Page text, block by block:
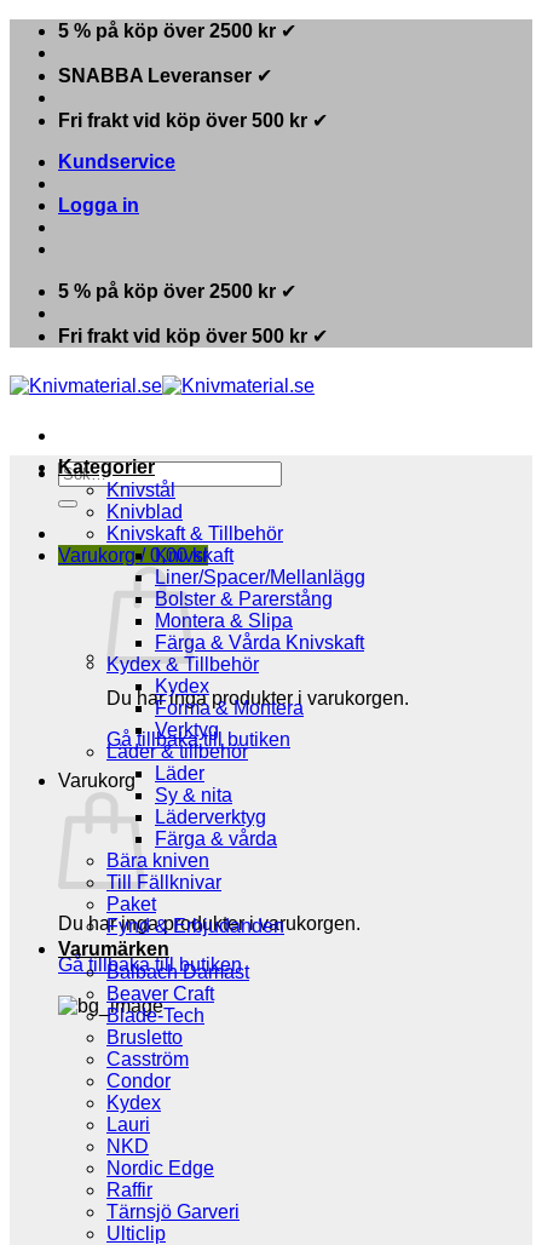
Skip
content
5 % på köp över 2500 kr ✔
SNABBA Leveranser ✔
Fri frakt vid köp över 500 kr ✔
Kundservice
Logga in
5 % på köp över 2500 kr ✔
Fri frakt vid köp över 500 kr ✔
Sök
efter:
Varukorg /0,00kr
Du har inga produkter i varukorgen.
Gå tillbaka till butiken
Varukorg
Du har inga produkter i varukorgen.
Gå tillbaka till butiken
Kategorier
Knivstål
Knivblad
Knivskaft & Tillbehör
Knivskaft
Liner/Spacer/Mellanlägg
Bolster & Parerstång
Montera & Slipa
Färga & Vårda Knivskaft
Kydex & Tillbehör
Kydex
Forma & Montera
Verktyg
Läder & tillbehör
Läder
Sy & nita
Läderverktyg
Färga & vårda
Bära kniven
Till Fällknivar
Paket
Fynd & Erbjudanden
Varumärken
Balbach Damast
Beaver Craft
Blade-Tech
Brusletto
Casström
Condor
Kydex
Lauri
NKD
Nordic Edge
Raffir
Tärnsjö Garveri
Ulticlip